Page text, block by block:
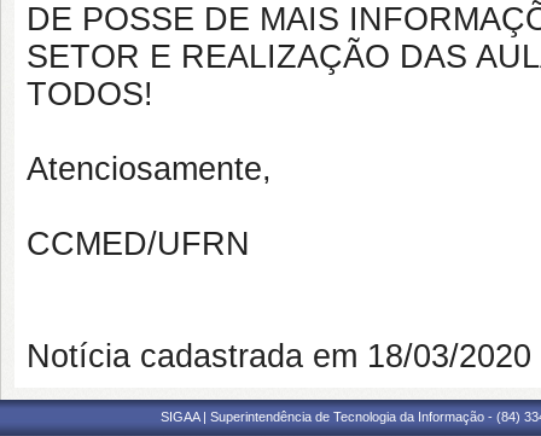
DE POSSE DE MAIS
SETOR E REALIZAÇÃO DAS
TODOS!
Atenciosamente,
CCMED/UFRN
Notícia cadastrada em 18/03/
SIGAA | Superintendência de Tecnologia da Informação - (84)